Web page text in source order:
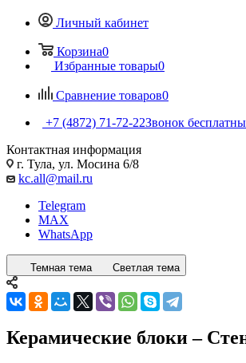
Личный кабинет
Корзина0
Избранные товары0
Сравнение товаров0
+7 (4872) 71-72-22Звонок
Контактная информация
г. Тула, ул. Мосина 6/8
kc.all@mail.ru
Telegram
MAX
WhatsApp
Темная тема Светлая тема
Керамические блоки –